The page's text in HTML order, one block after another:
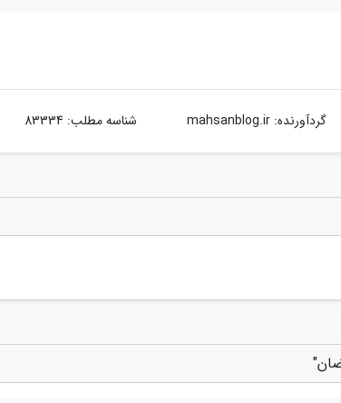
گردآورنده:mahsanblog.ir شناسه مطلب: 83334